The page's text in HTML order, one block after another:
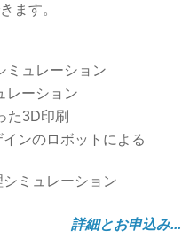
ます。
ミュレーション
レーション
た3D印刷
ンのロボットによる
ミュレーション
詳細とお申込み...